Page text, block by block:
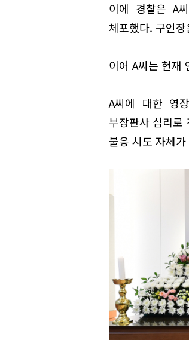
이에 경찰은 A
체포했다. 구인
이어 A씨는 현재
A씨에 대한 영
부장판사 심리로
불응 시도 자체